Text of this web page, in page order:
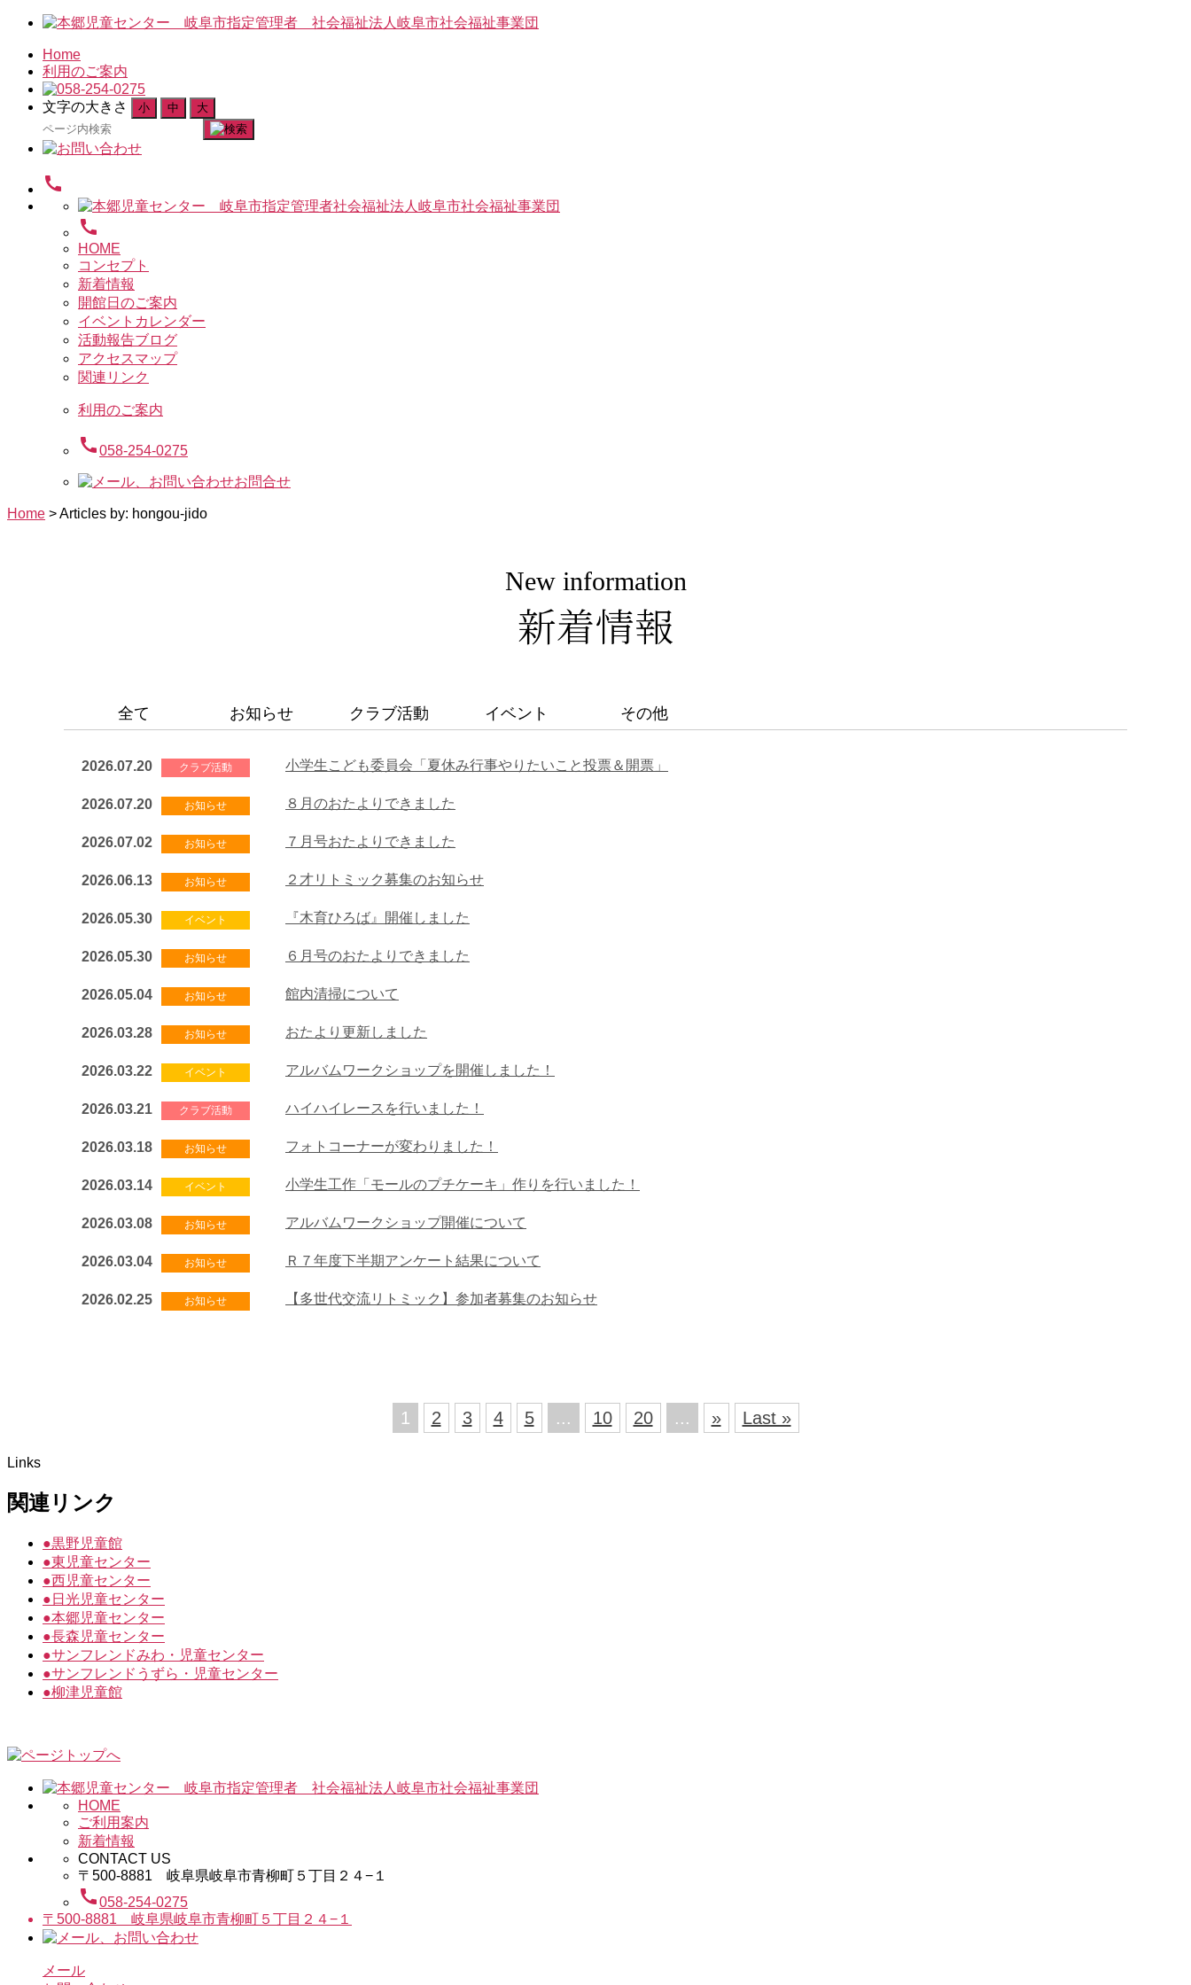
Home
利用のご案内
文字の大きさ 小 中 大
検
索
象:
call
call
HOME
コンセプト
新着情報
開館日のご案内
イベントカレンダー
活動報告ブログ
アクセスマップ
関連リンク
利用のご案内
call058-254-0275
お問合せ
Home >Articles by: hongou-jido
New information
新着情報
全て お知らせ クラブ活動 イベント その他
2026.07.20 クラブ活動 小学生こども委員会「夏休み行事やりたいこと投票＆開票」
2026.07.20 お知らせ ８月のおたよりできました
2026.07.02 お知らせ ７月号おたよりできました
2026.06.13 お知らせ ２才リトミック募集のお知らせ
2026.05.30 イベント 『木育ひろば』開催しました
2026.05.30 お知らせ ６月号のおたよりできました
2026.05.04 お知らせ 館内清掃について
2026.03.28 お知らせ おたより更新しました
2026.03.22 イベント アルバムワークショップを開催しました！
2026.03.21 クラブ活動 ハイハイレースを行いました！
2026.03.18 お知らせ フォトコーナーが変わりました！
2026.03.14 イベント 小学生工作「モールのプチケーキ」作りを行いました！
2026.03.08 お知らせ アルバムワークショップ開催について
2026.03.04 お知らせ Ｒ７年度下半期アンケート結果について
2026.02.25 お知らせ 【多世代交流リトミック】参加者募集のお知らせ
1 2 3 4 5 ... 10 20 ... » Last »
Links
関連リンク
●黒野児童館
●東児童センター
●西児童センター
● 日光児童センター
●本郷児童センター
●長森児童センター
●サンフレンドみわ・児童センター
●サンフレンドうずら・児童センター
●柳津児童館
HOME
ご利用案内
新着情報
CONTACT US
〒500-8881 岐阜県岐阜市青柳町５丁目２４−１
call058-254-0275
〒500-8881 岐阜県岐阜市青柳町５丁目２４−１
メール